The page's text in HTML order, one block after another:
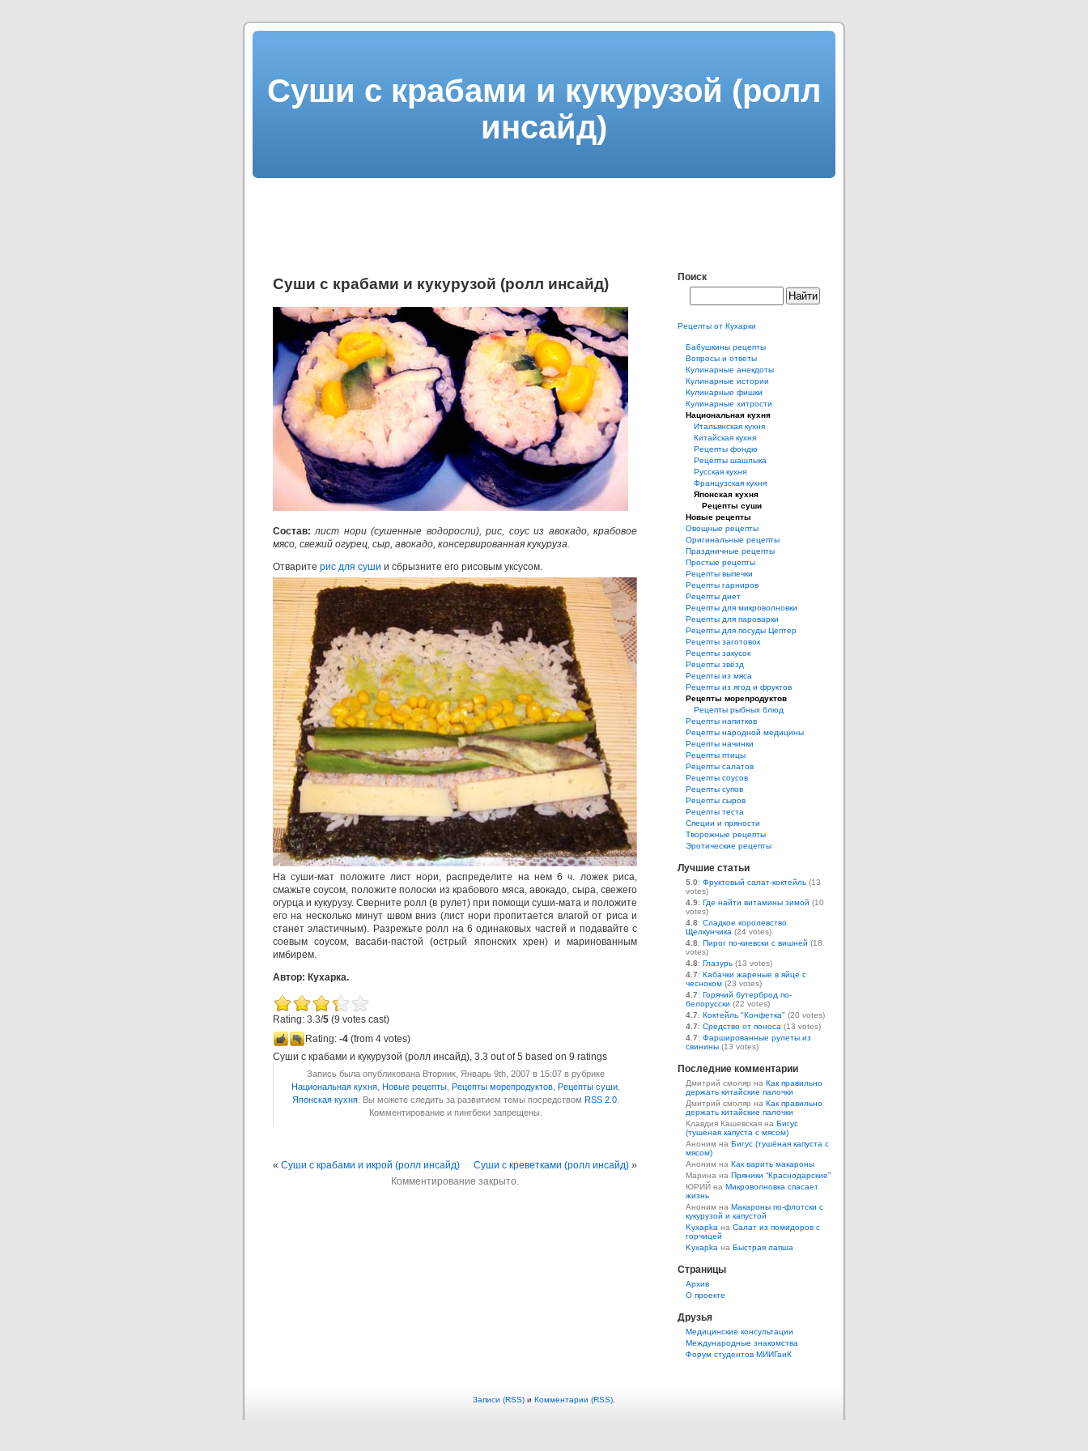
Суши с крабами и кукурузой (ролл
инсайд)
Суши с крабами и кукурузой (ролл инсайд)
Состав: лист нори (сушенные водоросли), рис, соус из авокадо, крабовое
мясо, свежий огурец, сыр, авокадо, консервированная кукуруза.
Отварите рис для суши и сбрызните его рисовым уксусом.
На суши-мат положите лист нори, распределите на нем 6 ч. ложек риса,
смажьте соусом, положите полоски из крабового мяса, авокадо, сыра, свежего
огурца и кукурузу. Сверните ролл (в рулет) при помощи суши-мата и положите
его на несколько минут швом вниз (лист нори пропитается влагой от риса и
станет эластичным). Разрежьте ролл на 6 одинаковых частей и подавайте с
соевым соусом, васаби-пастой (острый японских хрен) и маринованным
имбирем.
Автор: Кухарка.
Rating: 3.3/5 (9 votes cast)
Rating: -4 (from 4 votes)
Суши с крабами и кукурузой (ролл инсайд), 3.3 out of5 based on 9 ratings
Запись была опубликована Вторник, Январь 9th, 2007 в 15:07 в рубрике
Национальная кухня, Новые рецепты, Рецепты морепродуктов, Рецепты суши,
Японская кухня. Вы можете следить за развитием темы посредством RSS 2.0.
Комментирование и пингбеки запрещены.
« Суши с крабами и икрой (ролл инсайд) Суши с креветками (ролл инсайд) »
Комментирование закрыто.
Поиск
Рецепты от Кухарки
Бабушкины рецепты
Вопросы и ответы
Кулинарные анекдоты
Кулинарные истории
Кулинарные фишки
Кулинарные хитрости
Национальная кухня
Итальянская кухня
Китайская кухня
Рецепты фондю
Рецепты шашлыка
Русская кухня
Французская кухня
Японская кухня
Рецепты суши
Новые рецепты
Овощные рецепты
Оригинальные рецепты
Праздничные рецепты
Простые рецепты
Рецепты выпечки
Рецепты гарниров
Рецепты диет
Рецепты для микроволновки
Рецепты для пароварки
Рецепты для посуды Цептер
Рецепты заготовок
Рецепты закусок
Рецепты звёзд
Рецепты из мяса
Рецепты из ягод и фруктов
Рецепты морепродуктов
Рецепты рыбных блюд
Рецепты напитков
Рецепты народной медицины
Рецепты начинки
Рецепты птицы
Рецепты салатов
Рецепты соусов
Рецепты супов
Рецепты сыров
Рецепты теста
Специи и пряности
Творожные рецепты
Эротические рецепты
Лучшие статьи
5.0: Фруктовый салат-коктейль (13
votes)
4.9: Где найти витамины зимой (10
votes)
4.8: Сладкое королевство
Щелкунчика (24 votes)
4.8: Пирог по-киевски с вишней (18
votes)
4.8: Глазурь (13 votes)
4.7: Кабачки жареные в яйце с
чесноком (23 votes)
4.7: Горячий бутерброд по-
белорусски (22 votes)
4.7: Коктейль "Конфетка" (20 votes)
4.7: Средство от поноса (13 votes)
4.7: Фаршированные рулеты из
свинины (13 votes)
Последние комментарии
Дмитрий смоляр на Как правильно
держать китайские палочки
Дмитрий смоляр на Как правильно
держать китайские палочки
Клавдия Кашевская на Бигус
(тушёная капуста с мясом)
Аноним на Бигус (тушёная капуста с
мясом)
Аноним на Как варить макароны
Марина на Пряники “Краснодарские”
ЮРИЙ на Микроволновка спасает
жизнь
Аноним на Макароны по-флотски с
кукурузой и капустой
Kyxapka на Салат из помидоров с
горчицей
Kyxapka на Быстрая лапша
Страницы
Aрхив
О проекте
Друзья
Медицинские консультации
Международные знакомства
Форум студентов МИИГаиК
Записи (RSS) и Комментарии (RSS)